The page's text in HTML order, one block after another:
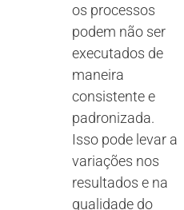
os processos
podem não ser
executados de
maneira
consistente e
padronizada.
Isso pode levar a
variações nos
resultados e na
qualidade do